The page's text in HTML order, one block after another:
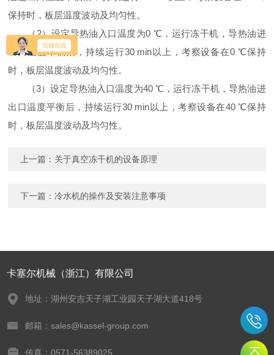
保持时，板层温度波动及均匀性。
（2）设定导热油入口温度为0 ℃，运行冻干机，导热油进
出口温度平衡后，持续运行30 min以上，考察设备在0 ℃保持
时，板层温度波动及均匀性。
（3）设定导热油入口温度为40 ℃，运行冻干机，导热油进
出口温度平衡后，持续运行30 min以上，考察设备在40 ℃保持
时，板层温度波动及均匀性。
上一篇： 关于真空冻干机的设备原理
下一篇：冷水机的操作及安装注意事项
卡塞尔机械（浙江）有限公司
地址：湖州安吉天子湖工业园天子湖大道418号
邮箱：sales@kassel-group.com
传真：0571-56389025